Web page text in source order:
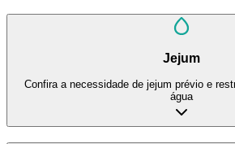
Jejum
Confira a necessidade de jejum prévio e
água